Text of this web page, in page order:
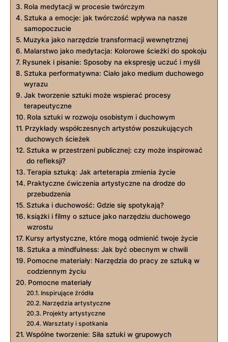
Rola medytacji w procesie twórczym
Sztuka a emocje: jak twórczość wpływa na nasze
samopoczucie
Muzyka jako narzędzie transformacji wewnętrznej
Malarstwo jako medytacja: Kolorowe ścieżki do spokoju
Rysunek i pisanie: Sposoby na ekspresję uczuć i myśli
Sztuka performatywna: Ciało jako medium duchowego
wyrazu
Jak tworzenie sztuki może wspierać procesy
terapeutyczne
Rola sztuki w rozwoju osobistym i duchowym
Przykłady współczesnych artystów poszukujących
duchowych ścieżek
Sztuka w przestrzeni publicznej: czy może inspirować
do refleksji?
Terapia sztuką: Jak arteterapia zmienia życie
Praktyczne ćwiczenia artystyczne na drodze do
przebudzenia
Sztuka i duchowość: Gdzie się spotykają?
książki i filmy o sztuce jako narzędziu duchowego
wzrostu
Kursy artystyczne, które mogą odmienić twoje życie
Sztuka a mindfulness: Jak być obecnym w chwili
Pomocne materiały: Narzędzia do pracy ze sztuką w
codziennym życiu
Pomocne materiały
Inspirujące źródła
Narzędzia artystyczne
Projekty artystyczne
Warsztaty i spotkania
Wspólne tworzenie: Siła sztuki w grupowych